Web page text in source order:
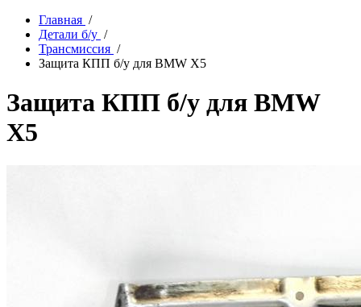
Главная /
Детали б/у /
Трансмиссия /
Защита КПП б/у для BMW X5
Защита КПП б/у для BMW
X5